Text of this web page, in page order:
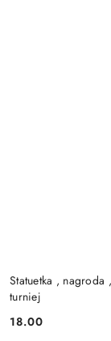
Statuetka , nagroda
turniej
Cena:
18.00